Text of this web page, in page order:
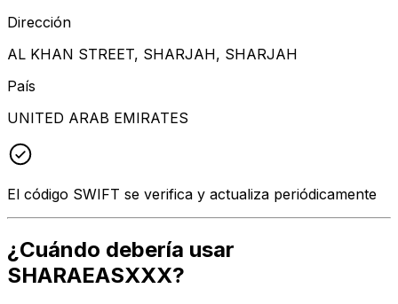
Dirección
AL KHAN STREET, SHARJAH, SHARJAH
País
UNITED ARAB EMIRATES
El código SWIFT se verifica y actualiza periódicamente
¿Cuándo debería usar
SHARAEASXXX?